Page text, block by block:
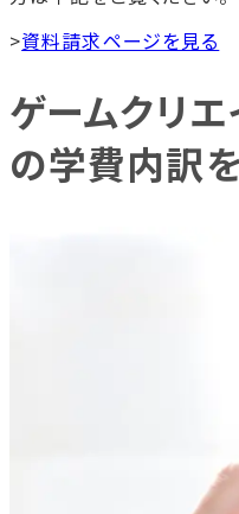
>資料請求ページを見る
ゲームクリ
の学費内訳